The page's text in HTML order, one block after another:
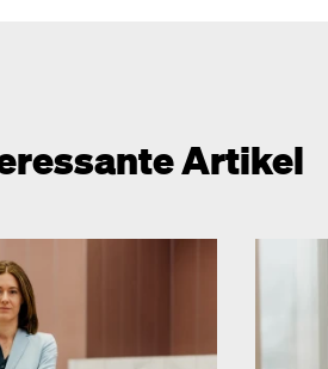
Artikel